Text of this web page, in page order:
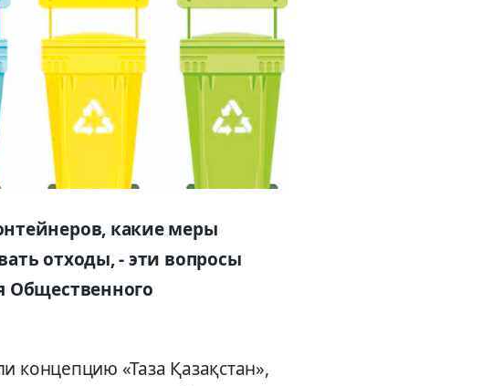
какие меры
отходы, - эти вопросы
Общественного
концепцию «Таза Қазақстан»,